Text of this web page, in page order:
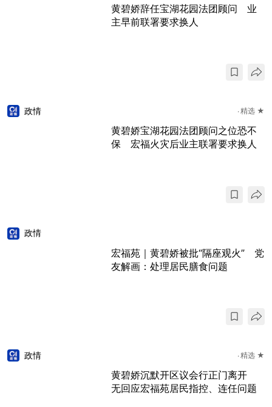
黄碧娇辞任宝湖花园法团顾问 业
主早前联署要求换人
政情 精选 ★
黄碧娇宝湖花园法团顾问之位恐不
保 宏福火灾后业主联署要求换人
政情
宏福苑｜黄碧娇被批“隔座观火” 党
友解画：处理居民膳食问题
政情 精选 ★
黄碧娇沉默开区议会行正门离开
无回应宏福苑居民指控、连任问题